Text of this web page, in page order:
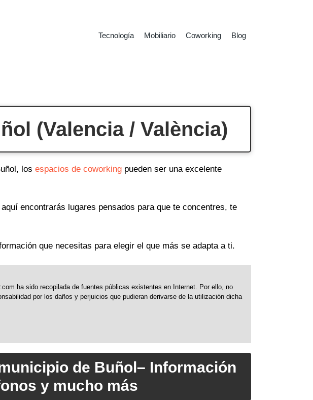
Tecnología Mobiliario Coworking Blog
(Valencia / València)
los espacios de coworking pueden ser una excelente
encontrarás lugares pensados para que te concentres, te
que necesitas para elegir el que más se adapta a ti.
ha sido recopilada de fuentes públicas existentes en Internet. Por ello, no
por los daños y perjuicios que pudieran derivarse de la utilización dicha
de Buñol– Información
y mucho más